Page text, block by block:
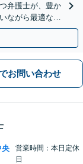
弁護士が、豊か
ながら最適な解
お問い合わせ
央
営業時間：本日定休
日